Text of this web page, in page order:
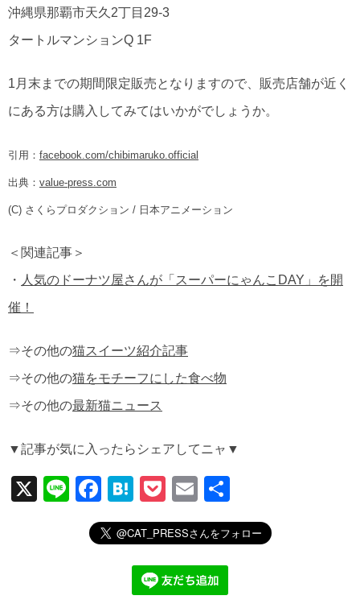
沖縄県那覇市天久2丁目29-3
タートルマンションQ 1F
1月末までの期間限定販売となりますので、販売店舗が近く
にある方は購入してみてはいかがでしょうか。
引用： facebook.com/chibimaruko.official
出典： value-press.com
(C) さくらプロダクション / 日本アニメーション
＜関連記事＞
・ 人気のドーナツ屋さんが「スーパーにゃんこDAY」を開
催！
⇒その他の猫スイーツ紹介記事
⇒その他の猫をモチーフにした食べ物
⇒その他の最新猫ニュース
▼記事が気に入ったらシェアしてニャ▼
X
Li
F
a
c
H
at
e
n
a
P
o
ck
et
E
m
ail
有